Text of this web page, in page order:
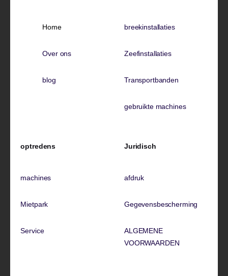
Home
Over ons
blog
breekinstallaties
Zeefinstallaties
Transportbanden
gebruikte machines
optredens
machines
Mietpark
Service
Juridisch
afdruk
Gegevensbescherming
ALGEMENE
VOORWAARDEN